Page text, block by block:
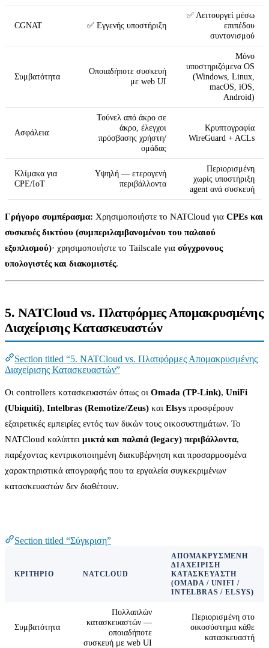
CGNAT ✅ Εγγενής υποστήριξη
✅ Λειτουργεί μέσω
επιπέδου
συντονισμού
Συμβατότητα
Οποιαδήποτε συσκευή
με web UI
Μόνο
υποστηριζόμενα OS
(Windows, Linux,
macOS, iOS,
Android)
Ασφάλεια
Τούνελ από άκρο σε
άκρο, έλεγχοι
πρόσβασης χρήστη/
ομάδας
Κρυπτογραφία
WireGuard + ACLs
Κλίμακα για
CPE/IoT
Υψηλή — ετερογενή
περιβάλλοντα
Περιορισμένη
χωρίς υποστήριξη
agent ανά συσκευή
Γρήγορο συμπέρασμα: Χρησιμοποιήστε το NATCloud για CPEs και
συσκευές δικτύου (συμπεριλαμβανομένου του παλαιού
εξοπλισμού)· χρησιμοποιήστε το Tailscale για σύγχρονους
υπολογιστές και διακομιστές.
5. NATCloud vs. Πλατφόρμες Απομακρυσμένης
Διαχείρισης Κατασκευαστών
Section titled “5. NATCloud vs. Πλατφόρμες Απομακρυσμένης
Διαχείρισης Κατασκευαστών”
Οι controllers κατασκευαστών όπως οι Omada (TP-Link), UniFi
(Ubiquiti), Intelbras (Remotize/Zeus) και Elsys προσφέρουν
εξαιρετικές εμπειρίες εντός των δικών τους οικοσυστημάτων. Το
NATCloud καλύπτει μικτά και παλαιά (legacy) περιβάλλοντα,
παρέχοντας κεντρικοποιημένη διακυβέρνηση και προσαρμοσμένα
χαρακτηριστικά απογραφής που τα εργαλεία συγκεκριμένων
κατασκευαστών δεν διαθέτουν.
Section titled “Σύγκριση”
ΚΡΙΤΉΡΙΟ NATCLOUD
ΑΠΟΜΑΚΡΥΣΜΈΝΗ
ΔΙΑΧΕΊΡΙΣΗ
ΚΑΤΑΣΚΕΥΑΣΤΉ
(OMADA / UNIFI /
INTELBRAS / ELSYS)
Συμβατότητα
Πολλαπλών
κατασκευαστών —
οποιαδήποτε
συσκευή με web UI
Περιορισμένη στο
οικοσύστημα κάθε
κατασκευαστή